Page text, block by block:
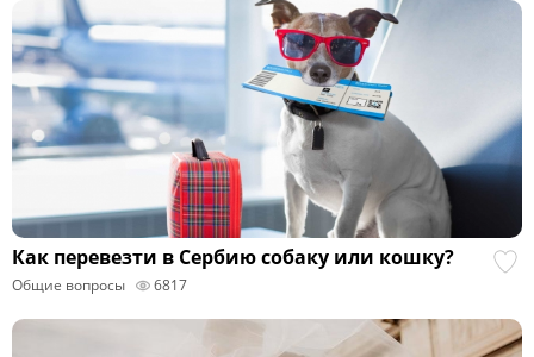
Как перевезти в Сербию собаку или кошку?
Общие вопросы 6817